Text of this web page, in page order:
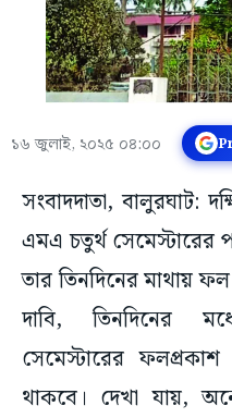
১৬ জুলাই, ২০২৫ ০৪:০০
সংবাদদাতা, বালুরঘাট:
এমএ চতুর্থ সেমেস্টারের
তার তিনদিনের মাথায়
দাবি, তিনদিনের
সেমেস্টারের
থাকবে। দেখা যায়,